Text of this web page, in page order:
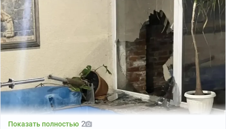
Показать полностью 2